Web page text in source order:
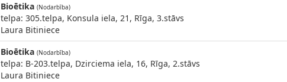
Bioētika (Nodarbība)
telpa: 305.telpa, Konsula iela, 21, Rīga, 3.stāvs
Laura Bitiniece
Bioētika (Nodarbība)
telpa: B-203.telpa, Dzirciema iela, 16, Rīga, 2.stāvs
Laura Bitiniece